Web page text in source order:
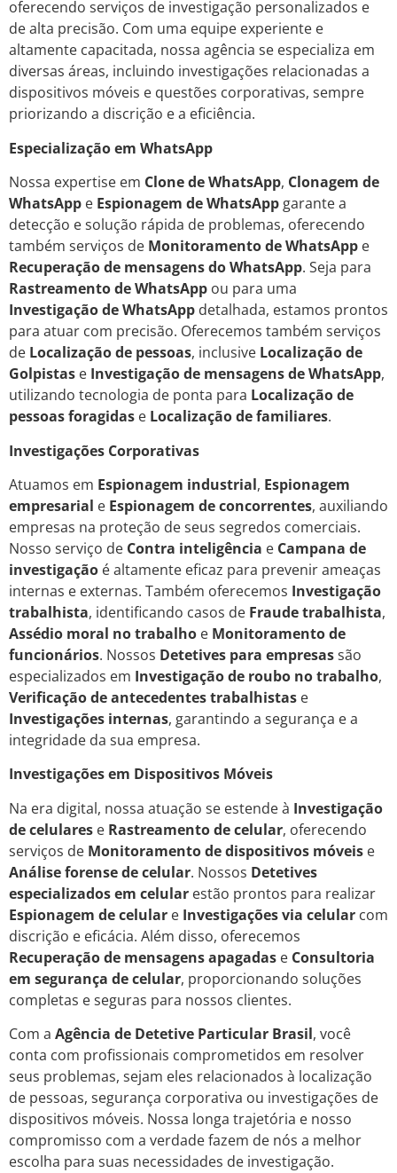
oferecendo serviços de investigação personalizados e
de alta precisão. Com uma equipe experiente e
altamente capacitada, nossa agência se especializa em
diversas áreas, incluindo investigações relacionadas a
dispositivos móveis e questões corporativas, sempre
priorizando a discrição e a eficiência.
Especialização em WhatsApp
Nossa expertise em Clone de WhatsApp, Clonagem de
WhatsApp e Espionagem de WhatsApp garante a
detecção e solução rápida de problemas, oferecendo
também serviços de Monitoramento de WhatsApp e
Recuperação de mensagens do WhatsApp. Seja para
Rastreamento de WhatsApp ou para uma
Investigação de WhatsApp detalhada, estamos prontos
para atuar com precisão. Oferecemos também serviços
de Localização de pessoas, inclusive Localização de
Golpistas e Investigação de mensagens de WhatsApp,
utilizando tecnologia de ponta para Localização de
pessoas foragidas e Localização de familiares.
Investigações Corporativas
Atuamos em Espionagem industrial, Espionagem
empresarial e Espionagem de concorrentes, auxiliando
empresas na proteção de seus segredos comerciais.
Nosso serviço de Contra inteligência e Campana de
investigação é altamente eficaz para prevenir ameaças
internas e externas. Também oferecemos Investigação
trabalhista, identificando casos de Fraude trabalhista,
Assédio moral no trabalho e Monitoramento de
funcionários. Nossos Detetives para empresassão
especializados em Investigação de roubo no trabalho,
Verificação de antecedentes trabalhistas e
Investigações internas, garantindo a segurança e a
integridade da sua empresa.
Investigações em Dispositivos Móveis
Na era digital, nossa atuação se estende à Investigação
de celulares e Rastreamento de celular, oferecendo
serviços de Monitoramento de dispositivos móveis e
Análise forense de celular. Nossos Detetives
especializados em celular estão prontos para realizar
Espionagem de celular e Investigações via celular com
discrição e eficácia. Além disso, oferecemos
Recuperação de mensagens apagadas e Consultoria
em segurança de celular, proporcionando soluções
completas e seguras para nossos clientes.
Com a Agência de Detetive Particular Brasil, você
conta com profissionais comprometidos em resolver
seus problemas, sejam eles relacionados à localização
de pessoas, segurança corporativa ou investigações de
dispositivos móveis. Nossa longa trajetória e nosso
compromisso com a verdade fazem de nós a melhor
escolha para suas necessidades de investigação.